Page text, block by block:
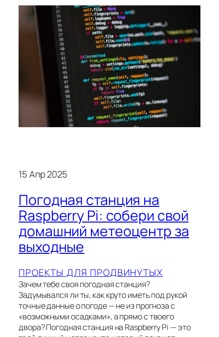
15 Апр 2025
Погодная станция на
Raspberry Pi: cобери свой
домашний метеоцентр за
выходные
ПРОЕКТЫ ДЛЯ ПРОДВИНУТЫХ
Зачем тебе своя погодная станция?
Задумывался ли ты, как круто иметь под рукой
точные данные о погоде — не из прогноза с
«возможными осадками», а прямо с твоего
двора? Погодная станция на Raspberry Pi — это